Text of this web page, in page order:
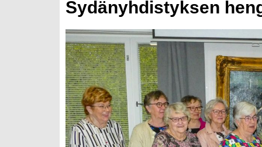
Sydänyhdistyksen